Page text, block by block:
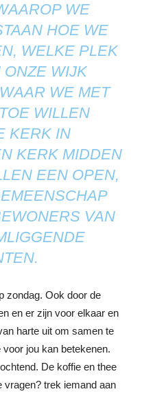
WE
HOE WE
WELKE PLEK
ONZE WIJK
WE MET
WILLEN
KERK IN
KERK MIDDEN
EEN OPEN,
VAN
zondag. Ook door de
en er zijn voor elkaar en
harte uit om samen te
jou kan betekenen.
De koffie en thee
vragen? trek iemand aan